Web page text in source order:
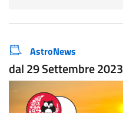
Categorie correlata:
AstroNews
dal 29 Settembre 2023